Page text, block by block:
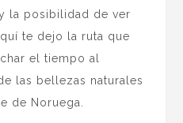
la posibilidad de ver
te dejo la ruta que
el tiempo al
las bellezas naturales
de Noruega.